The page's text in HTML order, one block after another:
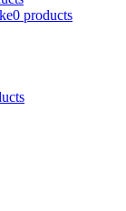
0 products